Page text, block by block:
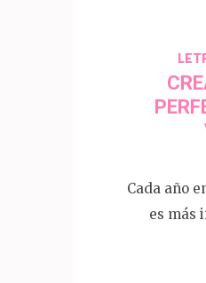
Cada año
es más